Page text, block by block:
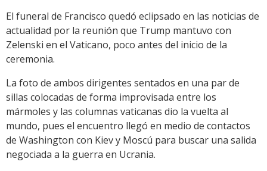
El funeral de Francisco quedó eclipsado en las noticias de
actualidad por la reunión que Trump mantuvo con
Zelenski en el Vaticano, poco antes del inicio de la
ceremonia.
La foto de ambos dirigentes sentados en una par de
sillas colocadas de forma improvisada entre los
mármoles y las columnas vaticanas dio la vuelta al
mundo, pues el encuentro llegó en medio de contactos
de Washington con Kiev y Moscú para buscar una salida
negociada a la guerra en Ucrania.